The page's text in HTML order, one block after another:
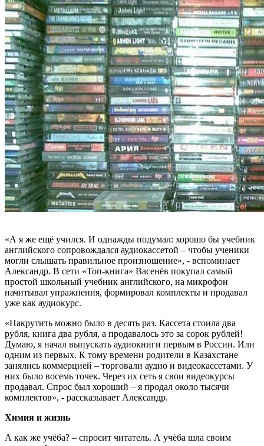
«А я же ещё учился. И однажды подумал: хорошо бы учебник
английского сопровождался аудиокассетой – чтобы ученики
могли слышать правильное произношение», - вспоминает
Александр. В сети «Топ-книга» Васенёв покупал самый
простой школьный учебник английского, на микрофон
начитывал упражнения, формировал комплекты и продавал
уже как аудиокурс.
«Накрутить можно было в десять раз. Кассета стоила два
рубля, книга два рубля, а продавалось это за сорок рублей!
Думаю, я начал выпускать аудиокниги первым в России. Или
одним из первых. К тому времени родители в Казахстане
занялись коммерцией – торговали аудио и видеокассетами. У
них было восемь точек. Через их сеть я свои видеокурсы
продавал. Спрос был хороший – я продал около тысячи
комплектов», - рассказывает Александр.
Химия и жизнь
А как же учёба? – спросит читатель. А учёба шла своим